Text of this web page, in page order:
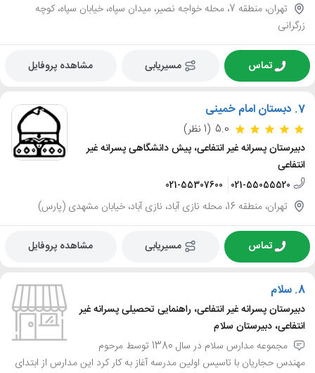
تهران، منطقه 7، محله خواجه نصیر، میدان سپاه، خیابان سپاه، کوچه
زرگرانی
تماس مسیریابی مشاهده پروفایل
7. دبستان امام خمینی
5.0 (1 نظر)
دبیرستان پسرانه غیر انتفاعی، پیش دانشگاهی پسرانه غیر
انتفاعی
021-55055520
021-55307600
تهران، منطقه 16، محله نازی آباد، نازی آباد، خیابان مشهدی (پارس)
تماس مسیریابی مشاهده پروفایل
8. سلام
دبیرستان پسرانه غیر انتفاعی، راهنمایی تحصیلی پسرانه غیر
انتفاعی، دبیرستان سلام
مجموعه مدارس سلام در سال 1380 توسط مرحوم
مهندس حجاریان با تاسیس اولین مدرسه آغاز به کار کرد این مدارس از ابتدای